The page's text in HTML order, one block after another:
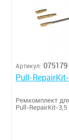
Артикул: 075179
Pull-
Ремкомплект
Pull-RepairKit-3,5